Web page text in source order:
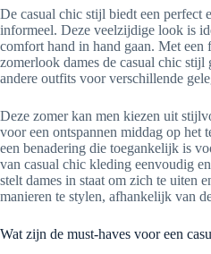
De casual chic stijl biedt een perfect
informeel. Deze veelzijdige look is
comfort hand in hand gaan. Met
zomerlook dames de casual chic
andere outfits voor verschillende
Deze zomer kan men kiezen uit
voor een ontspannen middag op het
een benadering die toegankelijk is
van casual chic kleding eenvoudig
stelt dames in staat om zich te uiten
manieren te stylen, afhankelijk van
Wat zijn de must-haves voor een